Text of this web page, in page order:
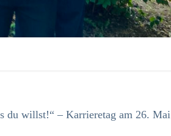
du willst!“ – Karrieretag am 26. Mai